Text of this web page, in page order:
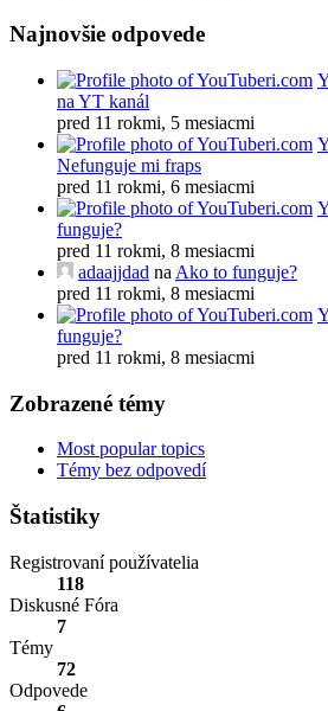
Najnovšie odpovede
na YT kanál
pred 11 rokmi, 5 mesiacmi
Nefunguje mi fraps
pred 11 rokmi, 6 mesiacmi
funguje?
pred 11 rokmi, 8 mesiacmi
adaajjdad na Ako to funguje?
pred 11 rokmi, 8 mesiacmi
funguje?
pred 11 rokmi, 8 mesiacmi
Zobrazené témy
Most popular topics
Témy bez odpovedí
Štatistiky
Registrovaní používatelia
118
Diskusné Fóra
7
Témy
72
Odpovede